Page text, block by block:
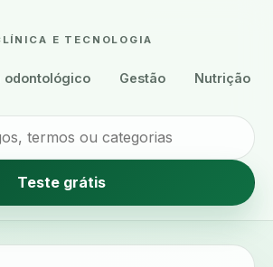
E TECNOLOGIA
odontológico Gestão Nutrição
Teste grátis